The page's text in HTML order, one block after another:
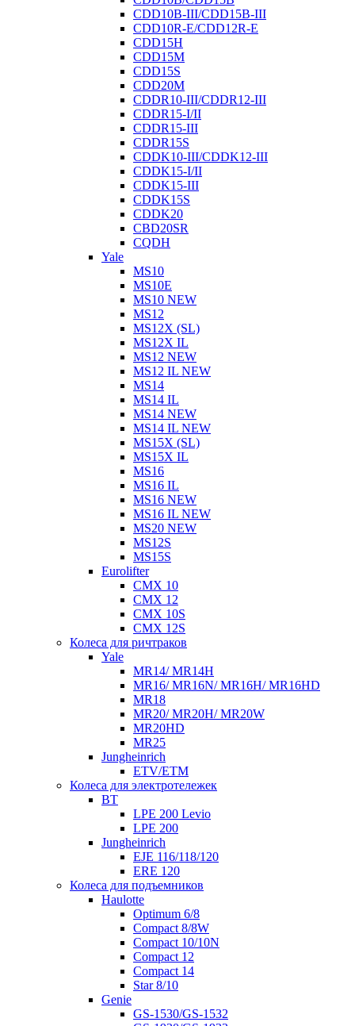
CDD10B-III/CDD15B-III
CDD10R-E/CDD12R-E
CDD15H
CDD15M
CDD15S
CDD20M
CDDR10-III/CDDR12-III
CDDR15-I/II
CDDR15-III
CDDR15S
CDDK10-III/CDDK12-III
CDDK15-I/II
CDDK15-III
CDDK15S
CDDK20
CBD20SR
CQDH
Yale
MS10
MS10E
MS10 NEW
MS12
MS12X (SL)
MS12X IL
MS12 NEW
MS12 IL NEW
MS14
MS14 IL
MS14 NEW
MS14 IL NEW
MS15X (SL)
MS15X IL
MS16
MS16 IL
MS16 NEW
MS16 IL NEW
MS20 NEW
MS12S
MS15S
Eurolifter
CMX 10
CMX 12
CMX 10S
CMX 12S
Колеса для ричтраков
Yale
MR14/ MR14H
MR16/ MR16N/ MR16H/ MR16HD
MR18
MR20/ MR20H/ MR20W
MR20HD
MR25
Jungheinrich
ETV/ETM
Колеса для электротележек
BT
LPE 200 Levio
LPE 200
Jungheinrich
EJE 116/118/120
ERE 120
Колеса для подъемников
Haulotte
Optimum 6/8
Compact 8/8W
Compact 10/10N
Compact 12
Compact 14
Star 8/10
Genie
GS-1530/GS-1532